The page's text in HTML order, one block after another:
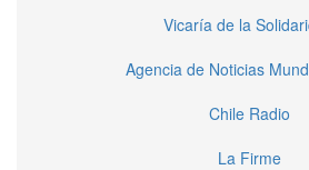
Vicaría de la
Agencia de Noticias
Chile Radio
La Firme